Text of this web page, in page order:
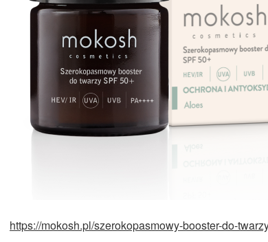
https://mokosh.pl/szerokopasmowy-booster-do-